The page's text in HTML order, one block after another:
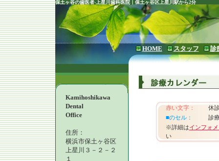
保土ヶ谷の歯医者-上星川歯科医院｜保土ヶ谷区上星川駅から2分
HOME スタッフ 診
Kamihoshikawa
Dental
Office
住所：
横浜市保土ヶ谷区
上星川３－２－２
１
赤い文字：
休
■のセル：
診
※詳細はインフォ
い